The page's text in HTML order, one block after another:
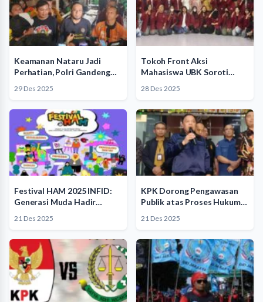
Keamanan Nataru Jadi
Perhatian, Polri Gandeng
29 Des 2025
Tokoh Front Aksi
Mahasiswa UBK Soroti
28 Des 2025
Festival HAM 2025 INFID:
Generasi Muda Hadir
21 Des 2025
KPK Dorong Pengawasan
Publik atas Proses Hukum
21 Des 2025